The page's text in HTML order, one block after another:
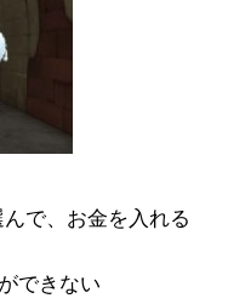
んで、お金を入れる
できない